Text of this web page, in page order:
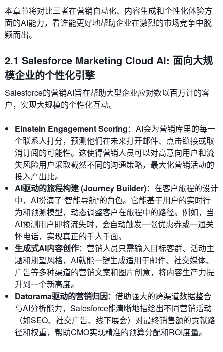
本章节将对比三者在营销自动化、内容生成和个性化体验方
面的AI能力，看谁能更好地帮助企业在激烈的市场竞争中脱
颖而出。
2.1 Salesforce Marketing Cloud AI: 面向大规
模企业的个性化引擎
Salesforce的营销AI旨在帮助大型企业应对数以百万计的客
户，实现大规模的个性化互动。
Einstein Engagement Scoring：AI会为营销库里的每一
个联系人打分，预测他们在未来打开邮件、点击链接或取
消订阅的可能性。这使得营销人员可以对高意向用户和流
失风险用户采取截然不同的沟通策略，最大化营销活动的
投入产出比。
AI驱动的旅程构建 (Journey Builder)：在客户旅程的设计
中，AI扮演了“智能导航”的角色。它能基于用户的实时行
为和预测模型，动态调整客户在旅程中的路径。例如，当
AI预测用户即将流失时，会自动触发一张优惠券或一通关
怀电话，实现真正的千人千面。
生成式AI内容创作：营销人员只需输入目标客群、活动主
题和期望风格，AI就能一键生成适用于邮件、社交媒体、
广告等多种渠道的营销文案和图片创意，将内容生产力提
升到一个新高度。
Datorama驱动的营销归因：借助强大的跨渠道数据整合
与AI分析能力，Salesforce能清晰地描绘出不同营销活动
（如SEO、社交广告、线下展会）对最终销售额的贡献路
径和权重，帮助CMO实现精准的预算分配和ROI度量。